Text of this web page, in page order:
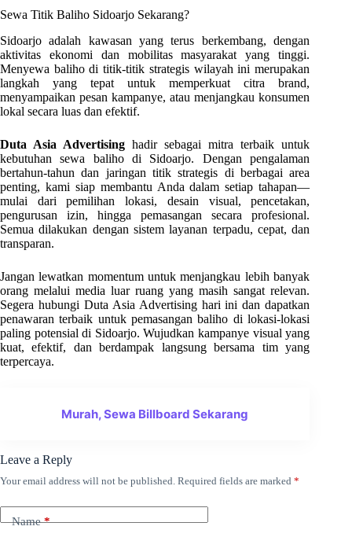
Sewa Titik Baliho Sidoarjo Sekarang?
Sidoarjo adalah kawasan yang terus berkembang, dengan
aktivitas ekonomi dan mobilitas masyarakat yang tinggi.
Menyewa baliho di titik-titik strategis wilayah ini merupakan
langkah yang tepat untuk memperkuat citra brand,
menyampaikan pesan kampanye, atau menjangkau konsumen
lokal secara luas dan efektif.
Duta Asia Advertising hadir sebagai mitra terbaik untuk
kebutuhan sewa baliho di Sidoarjo. Dengan pengalaman
bertahun-tahun dan jaringan titik strategis di berbagai area
penting, kami siap membantu Anda dalam setiap tahapan—
mulai dari pemilihan lokasi, desain visual, pencetakan,
pengurusan izin, hingga pemasangan secara profesional.
Semua dilakukan dengan sistem layanan terpadu, cepat, dan
transparan.
Jangan lewatkan momentum untuk menjangkau lebih banyak
orang melalui media luar ruang yang masih sangat relevan.
Segera hubungi Duta Asia Advertising hari ini dan dapatkan
penawaran terbaik untuk pemasangan baliho di lokasi-lokasi
paling potensial di Sidoarjo. Wujudkan kampanye visual yang
kuat, efektif, dan berdampak langsung bersama tim yang
terpercaya.
Murah, Sewa Billboard Sekarang
Leave a Reply
Your email address will not be published. Required fields are marked *
Name*